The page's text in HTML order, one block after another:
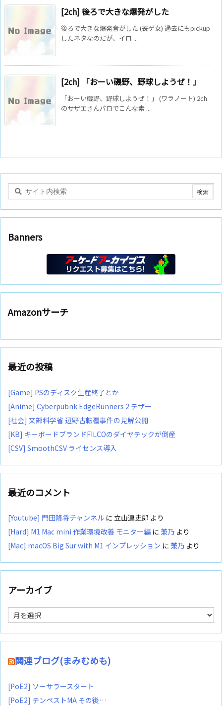
[2ch] 後ろで大きな爆発がした
後ろで大きな爆発音がした (喪ゲ女) 過去にもpickup
したネタなのだが、イロ ...
[2ch] 「おーい磯野、野球しようぜ！」
「おーい磯野、野球しようぜ！」 (ワラノート) 2ch
のサザエさんパロでこんな素 ...
Banners
Amazonサーチ
最近の投稿
[Game] PSのディスク生産終了とか
[Anime] Cyberpubnk EdgeRunners 2 テザー
[社会] 文部科学省 辺野古転覆事件の見解公開
[KB] キーボードブランドFILCOのダイヤテックが倒産
[CSV] SmoothCSV ライセンス導入
最近のコメント
[Youtube] 門田隆将チャンネル に 立山連史郎 より
[Hard] M1 Mac mini 作業環境改善 モニター編 に 兼乃 より
[Mac] macOS Big Sur with M1 インプレッション に 兼乃 より
アーカイブ
ア
ー
カ
イ
関連ブログ(まみむめも)
[PoE2] ソーサラースタート
[PoE2] テンペストMA その後…